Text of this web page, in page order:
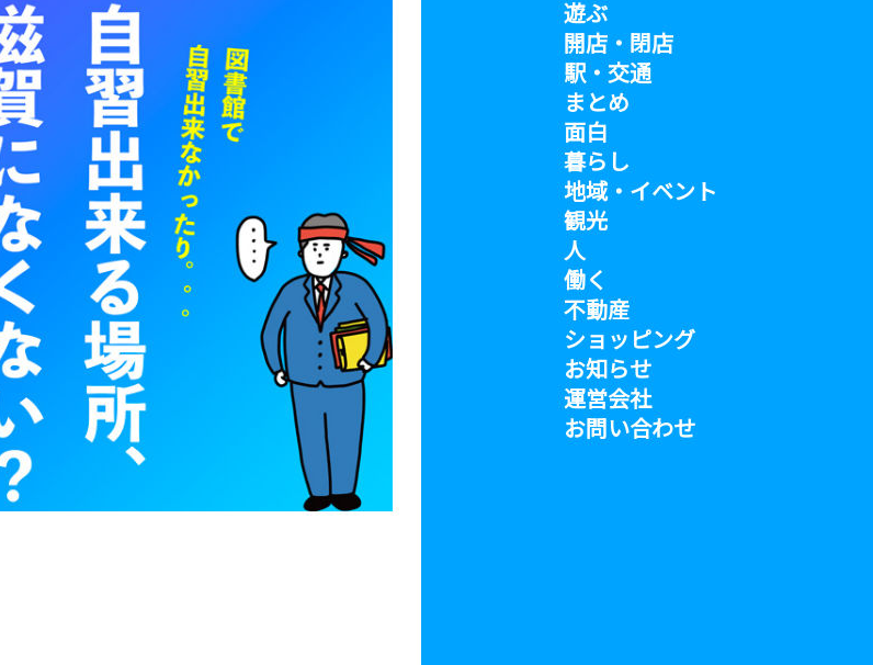
遊ぶ
開店・閉店
駅・交通
まとめ
面白
暮らし
地域・イベント
観光
人
働く
不動産
ショッピング
お知らせ
運営会社
お問い合わせ